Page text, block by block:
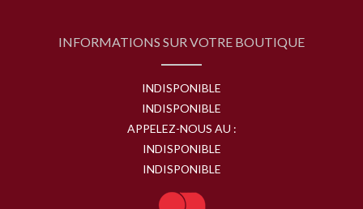
INFORMATIONS SUR VOTRE BOUTIQUE
INDISPONIBLE
INDISPONIBLE
APPELEZ-NOUS AU :
INDISPONIBLE
INDISPONIBLE